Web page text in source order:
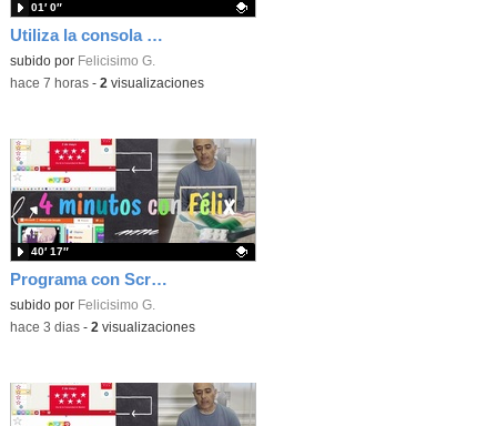
Utiliza la consola Meowbit de KIttenbot para jugar con tus programas MakeCode Arcade
Contenido educativo.
subido por Felicisimo G.
01′ 0″
-hace 7 horas- 2 visualizaciones
Programa con Scratch, 8 diferentes juegos para vivir la emoción de los partidos de España en el mundial 2026
Contenido educativo.
subido por Felicisimo G.
40′ 17″
-hace 3 dias- 2 visualizaciones